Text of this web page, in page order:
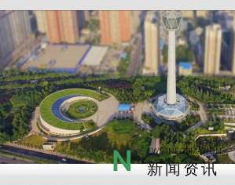
N EWS INFORMATION
新闻资讯